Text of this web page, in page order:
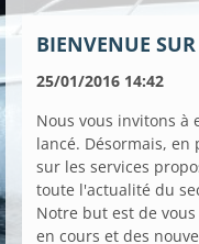
BIENVENUE
25/01/2016 14:42
Nous vous invitons à
lancé. Désormais,
sur les services
toute l'actualité du
Notre but est de
en cours et des